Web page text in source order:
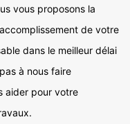
vous proposons la
de votre
dans le meilleur délai
à nous faire
aider pour votre